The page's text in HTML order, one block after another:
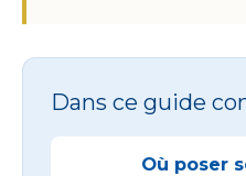
Dans ce guide
Où poser